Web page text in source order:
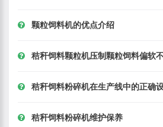
颗粒饲料机的优点介绍
秸秆饲料颗粒机压制颗粒饲料偏软
秸秆饲料粉碎机在生产线中的正确
秸秆饲料粉碎机维护保养